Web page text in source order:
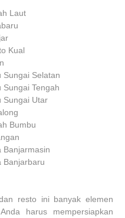
Laut
Kual
Sungai Selatan
Tengah
Sungai Utar
Bumbu
Banjarmasin
Banjarbaru
resto ini banyak elemen
harus mempersiapkan